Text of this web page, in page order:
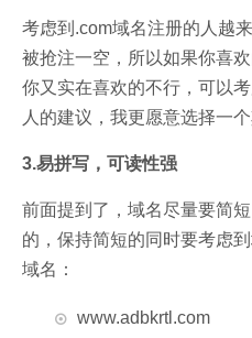
考虑到.com域名注册的人越
被抢注一空，所以如果你喜
你又实在喜欢的不行，可以
人的建议，我更愿意选择一
3.易拼写，可读性强
前面提到了，域名尽量要简
的，保持简短的同时要考虑
域名：
www.adbkrtl.com